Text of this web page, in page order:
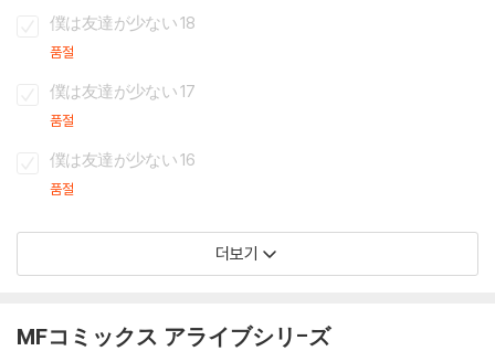
僕は友達が少ない 18
품절
僕は友達が少ない 17
품절
僕は友達が少ない 16
품절
더보기
MFコミックス アライブシリ-ズ